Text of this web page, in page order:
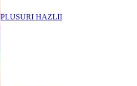
PLUSURI HAZLII